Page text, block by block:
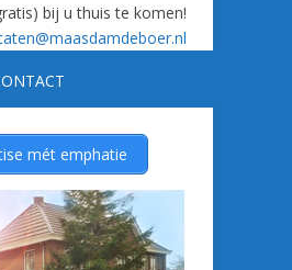
bij u thuis te komen!
mét emphatie